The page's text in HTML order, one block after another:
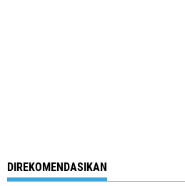
DIREKOMENDASIKAN